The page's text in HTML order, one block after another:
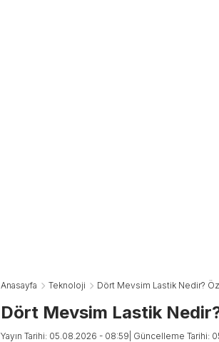
Anasayfa Teknoloji Dört Mevsim Lastik Nedir?
Dört Mevsim Lastik
Yayın Tarihi: 05.08.2026 - 08:59 | Güncelleme Tarihi: